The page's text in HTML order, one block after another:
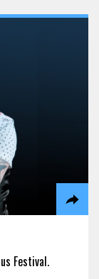
Festival.